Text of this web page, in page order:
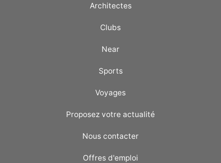
Architectes
Clubs
Near
Sports
Voyages
Proposez votre actualité
Nous contacter
Offres d'emploi